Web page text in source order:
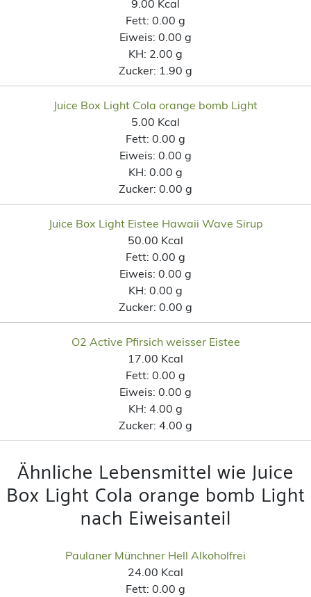
9.00 Kcal
Fett: 0.00 g
Eiweis: 0.00 g
KH: 2.00 g
Zucker: 1.90 g
Juice Box Light Cola orange bomb Light
5.00 Kcal
Fett: 0.00 g
Eiweis: 0.00 g
KH: 0.00 g
Zucker: 0.00 g
Juice Box Light Eistee Hawaii Wave Sirup
50.00 Kcal
Fett: 0.00 g
Eiweis: 0.00 g
KH: 0.00 g
Zucker: 0.00 g
O2 Active Pfirsich weisser Eistee
17.00 Kcal
Fett: 0.00 g
Eiweis: 0.00 g
KH: 4.00 g
Zucker: 4.00 g
Ähnliche Lebensmittel wie Juice
Box Light Cola orange bomb Light
nach Eiweisanteil
Paulaner Münchner Hell Alkoholfrei
24.00 Kcal
Fett: 0.00 g